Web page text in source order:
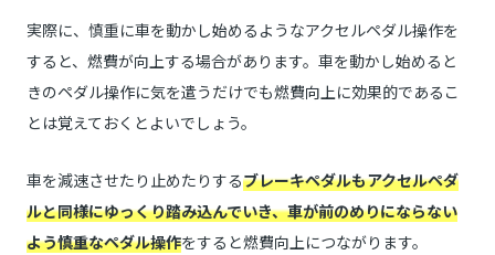
実際に、慎重に車を動かし始めるようなアクセルペダル操作を
すると、燃費が向上する場合があります。車を動かし始めると
きのペダル操作に気を遣うだけでも燃費向上に効果的であるこ
とは覚えておくとよいでしょう。
車を減速させたり止めたりするブレーキペダルもアクセルペダ
ルと同様にゆっくり踏み込んでいき、車が前のめりにならない
よう慎重なペダル操作をすると燃費向上につながります。